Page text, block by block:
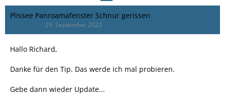
Plissee Panroamafenster Schnur gerissen
29. September 2022
Hallo Richard,
Danke für den Tip. Das werde ich mal probieren.
Gebe dann wieder Update...